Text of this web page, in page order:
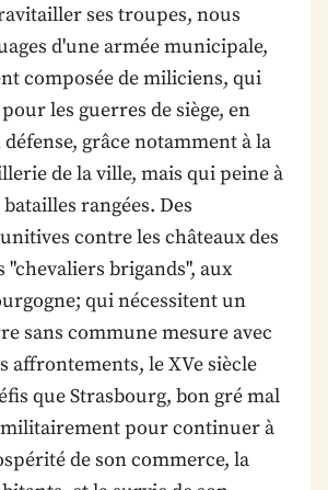
ses troupes, nous
d'une armée municipale,
composée de miliciens, qui
les guerres de siège, en
grâce notamment à la
de la ville, mais qui peine à
rangées. Des
contre les châteaux des
"chevaliers brigands", aux
qui nécessitent un
sans commune mesure avec
affrontements, le XVe siècle
que Strasbourg, bon gré mal
militairement pour continuer à
de son commerce, la